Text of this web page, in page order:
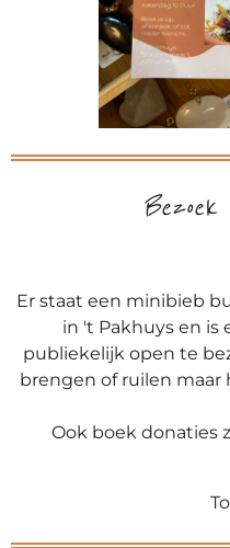
Bezoek
Er staat een minibieb
in 't Pakhuys en is
publiekelijk open te
brengen of ruilen maar
Ook boek donaties